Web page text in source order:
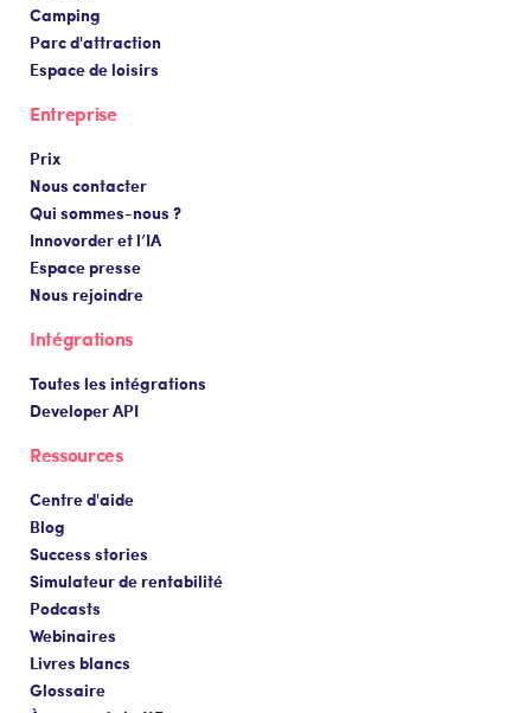
Camping
Parc d'attraction
Espace de loisirs
Entreprise
Prix
Nous contacter
Qui sommes-nous ?
Innovorder et l’IA
Espace presse
Nous rejoindre
Intégrations
Toutes les intégrations
Developer API
Ressources
Centre d'aide
Blog
Success stories
Simulateur de rentabilité
Podcasts
Webinaires
Livres blancs
Glossaire